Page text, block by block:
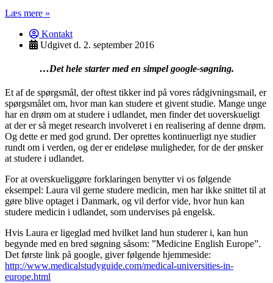
Læs mere »
Kontakt
Udgivet d. 2. september 2016
…Det hele starter med en simpel google-søgning.
Et af de spørgsmål, der oftest tikker ind på vores rådgivningsmail, er
spørgsmålet om, hvor man kan studere et givent studie. Mange unge
har en drøm om at studere i udlandet, men finder det uoverskueligt
at der er så meget research involveret i en realisering af denne drøm.
Og dette er med god grund. Der oprettes kontinuerligt nye studier
rundt om i verden, og der er endeløse muligheder, for de der ønsker
at studere i udlandet.
For at overskueliggøre forklaringen benytter vi os følgende
eksempel: Laura vil gerne studere medicin, men har ikke snittet til at
gøre blive optaget i Danmark, og vil derfor vide, hvor hun kan
studere medicin i udlandet, som undervises på engelsk.
Hvis Laura er ligeglad med hvilket land hun studerer i, kan hun
begynde med en bred søgning såsom: ”Medicine English Europe”.
Det første link på google, giver følgende hjemmeside:
http://www.medicalstudyguide.com/medical-universities-in-
europe.html